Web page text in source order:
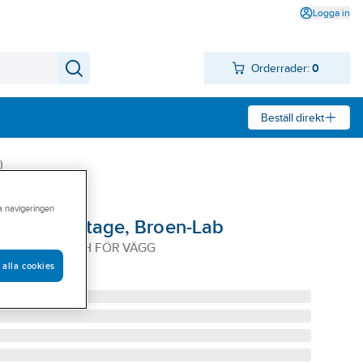
Logga in
Orderrader: 0
Beställ direkt
Broen-Lab
FÖR VÄGG
navigeringen
alla cookies